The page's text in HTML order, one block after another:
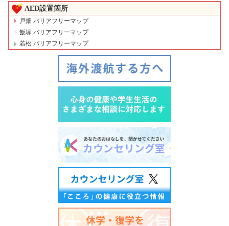
AED設置箇所
戸畑 バリアフリーマップ
飯塚 バリアフリーマップ
若松 バリアフリーマップ